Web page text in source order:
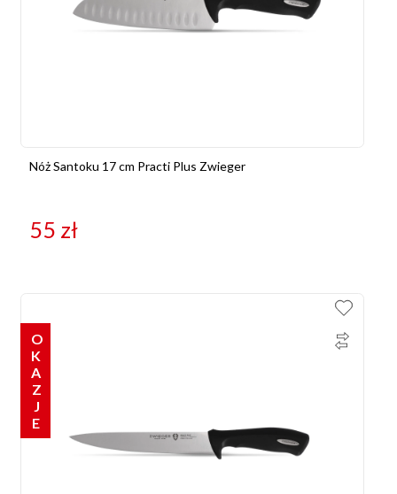
Nóż Santoku 17 cm Practi Plus Zwieger
55 zł
OKAZJE